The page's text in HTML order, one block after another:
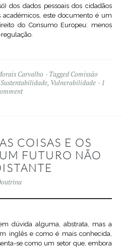
dos dados pessoais dos cidadãos
académicos, este documento é um
do Consumo Europeu: menos
Carvalho Tagged Comissão
Sustentabilidade, Vulnerabilidade
1
COISAS E OS
FUTURO NÃO
dúvida alguma, abstrata, mas a
inglês e como é mais conhecida,
se como um setor que, embora